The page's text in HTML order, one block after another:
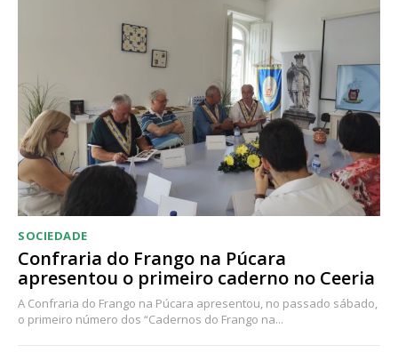
SOCIEDADE
Confraria do Frango na Púcara
apresentou o primeiro caderno no Ceeria
A Confraria do Frango na Púcara apresentou, no passado sábado,
o primeiro número dos “Cadernos do Frango na...